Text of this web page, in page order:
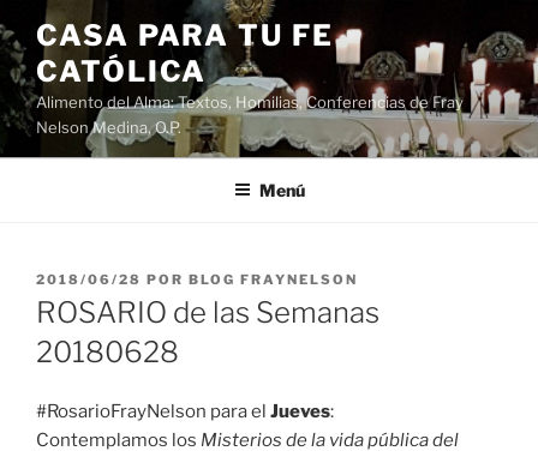
Saltar
al
contenido
CASA PARA TU FE
CATÓLICA
Alimento del Alma: Textos, Homilias, Conferencias de Fray
Nelson Medina, O.P.
Menú
PUBLICADO
EL
2018/06/28 POR BLOG FRAYNELSON
ROSARIO de las Semanas
20180628
#RosarioFrayNelson para el Jueves:
Contemplamos los Misterios de la vida pública del